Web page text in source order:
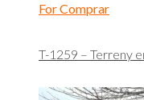
For Comprar
T-1259 – Terreny